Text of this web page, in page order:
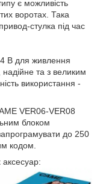
є можливість
воротах. Така
стулка під час
В для живлення
та з великим
використання -
VER06-VER08
блоком
до 250
кодом.